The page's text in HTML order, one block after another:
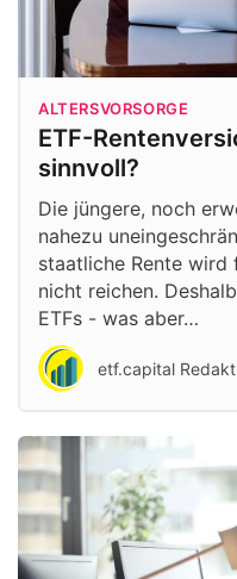
ALTERSVORSORGE
ETF-
sinnvoll?
Die jüngere, noch
nahezu
staatliche Rente wird
nicht reichen.
ETFs - was aber…
etf.capital